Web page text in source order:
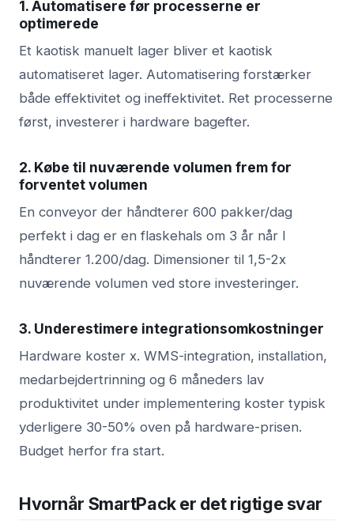
1. Automatisere før processerne er
optimerede
Et kaotisk manuelt lager bliver et kaotisk
automatiseret lager. Automatisering forstærker
både effektivitet og ineffektivitet. Ret processerne
først, investerer i hardware bagefter.
2. Købe til nuværende volumen frem for
forventet volumen
En conveyor der håndterer 600 pakker/dag
perfekt i dag er en flaskehals om 3 år når I
håndterer 1.200/dag. Dimensioner til 1,5-2x
nuværende volumen ved store investeringer.
3. Underestimere integrationsomkostninger
Hardware koster x. WMS-integration, installation,
medarbejdertrinning og 6 måneders lav
produktivitet under implementering koster typisk
yderligere 30-50% oven på hardware-prisen.
Budget herfor fra start.
Hvornår SmartPack er det rigtige svar